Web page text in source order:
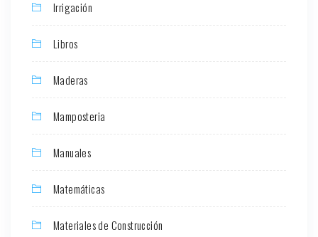
Irrigación
Libros
Maderas
Mamposteria
Manuales
Matemáticas
Materiales de Construcción